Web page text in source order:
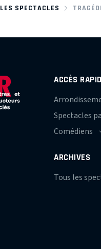
LES SPECTACLES
ACCÈS
ARCHIVES
Tous les